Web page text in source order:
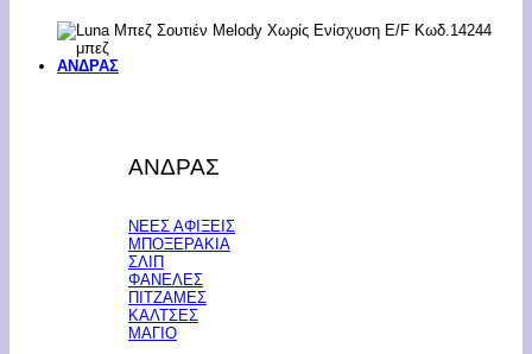
ΑΝΔΡΑΣ
ΑΝΔΡΑΣ
ΝΕΕΣ ΑΦΙΞΕΙΣ
ΜΠΟΞΕΡΑΚΙΑ
ΣΛΙΠ
ΦΑΝΕΛΕΣ
ΠΙΤΖΑΜΕΣ
ΚΑΛΤΣΕΣ
ΜΑΓΙΟ